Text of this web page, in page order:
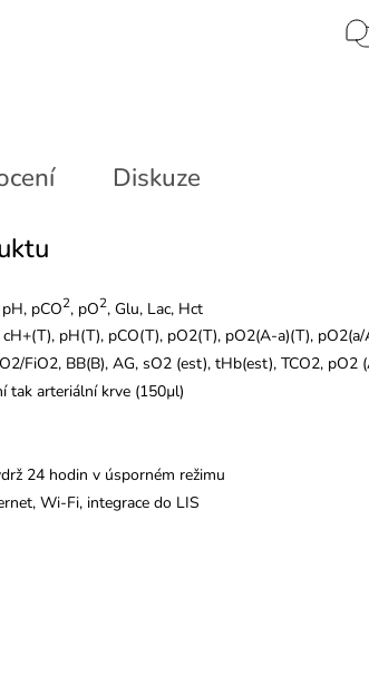
Diskuze
pH, pCO2, pO2, Glu, Lac, Hct
pH(T), pCO(T), pO2(T), pO2(A-a)(T),
FiO2, BB(B), AG, sO2 (est), tHb(est), TCO2, pO2
tak arteriální krve (150µl)
24 hodin v úsporném režimu
Wi-Fi, integrace do LIS